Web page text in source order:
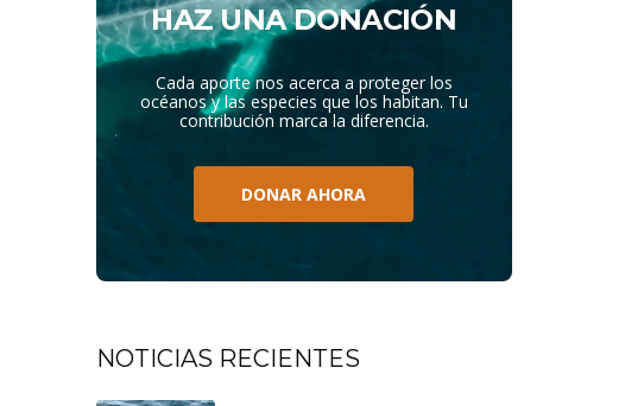
HAZ UNA DONACIÓN
Cada aporte nos acerca a proteger los
océanos y las especies que los habitan. Tu
contribución marca la diferencia.
DONAR AHORA
NOTICIAS RECIENTES